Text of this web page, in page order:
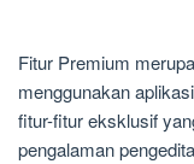
Fitur Premium
menggunakan
fitur-fitur eksklusif
pengalaman